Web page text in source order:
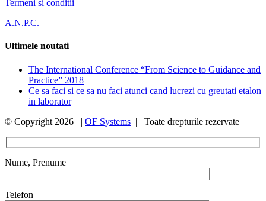
Termeni si conditii
A.N.P.C.
Ultimele noutati
The International Conference “From Science to Guidance and
Practice” 2018
Ce sa faci si ce sa nu faci atunci cand lucrezi cu greutati etalon
in laborator
© Copyright 2026 | OF Systems | Toate drepturile rezervate
Nume, Prenume
Telefon